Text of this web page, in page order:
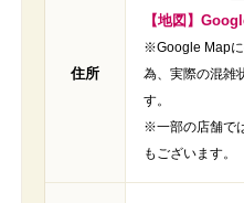
住所
【地図】
※Google Mapに
為、実際の混雑
す。
※一部の店舗で
もございます。